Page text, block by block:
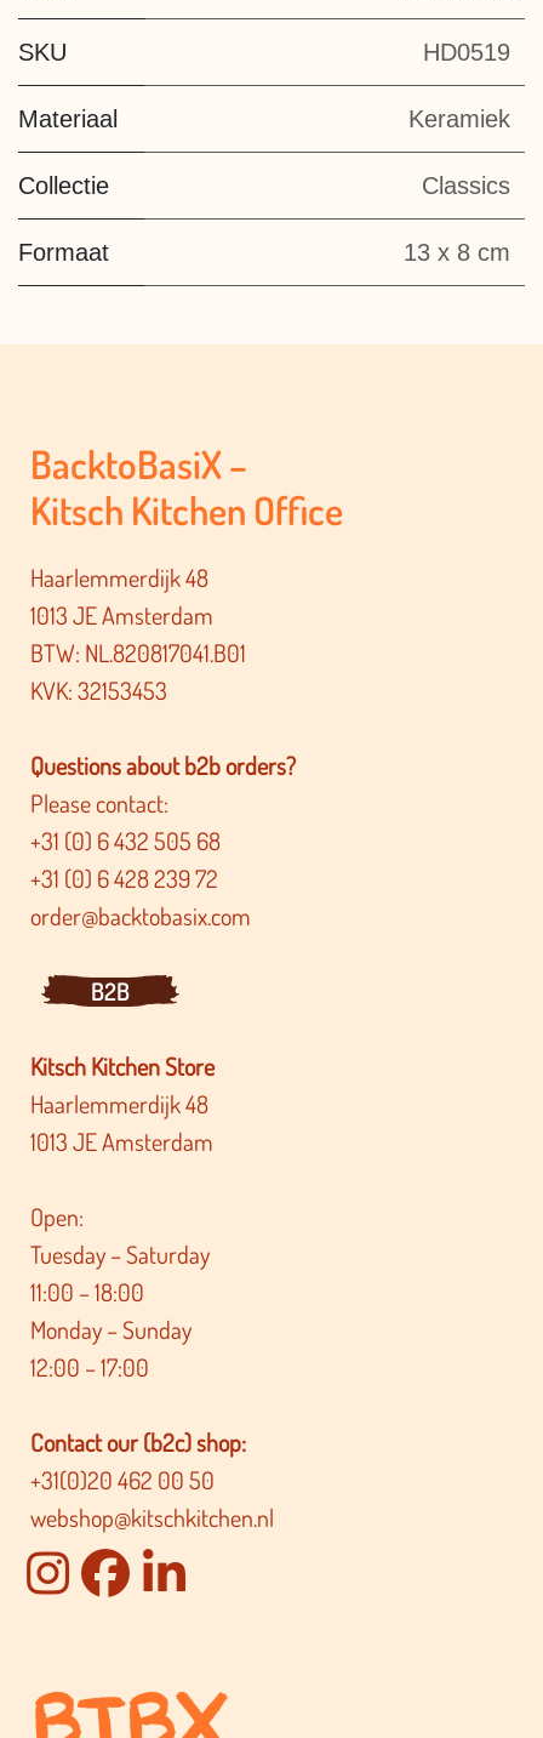
SKU HD0519
Materiaal Keramiek
Collectie Classics
Formaat 13 x 8 cm
BacktoBasiX –
Kitsch Kitchen Office
Haarlemmerdijk 48
1013 JE Amsterdam
BTW: NL.820817041.B01
KVK: 32153453
Questions about b2b orders?
Please contact:
+31 (0) 6 432 505 68
+31 (0) 6 428 239 72
order@backtobasix.com
B2B
Kitsch Kitchen Store
Haarlemmerdijk 48
1013 JE Amsterdam
Open:
Tuesday – Saturday
11:00 – 18:00
Monday – Sunday
12:00 – 17:00
Contact our (b2c) shop:
+31(0)20 462 00 50
webshop@kitschkitchen.nl